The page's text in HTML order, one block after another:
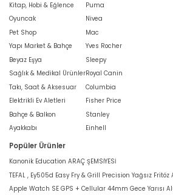
Kitap, Hobi & Eğlence
Oyuncak
Pet Shop
Yapı Market & Bahçe
Beyaz Eşya
Sağlık & Medikal Ürünler
Takı, Saat & Aksesuar
Elektrikli Ev Aletleri
Bahçe & Balkon
Ayakkabı
Puma
Nivea
Mac
Yves Rocher
Sleepy
Royal Canin
Columbia
Fisher Price
Stanley
Einhell
Popüler Ürünler
Kanonik Education ARAÇ ŞEMSİYESİ
TEFAL , Ey505d Easy Fry & Grill Precision Yağsız Fritöz
Apple Watch SE GPS + Cellular 44mm Gece Yarısı